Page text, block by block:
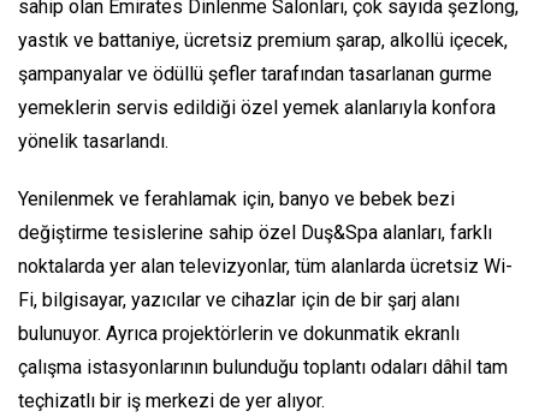
sahip olan Emirates Dinlenme Salonları, çok sayıda şezlong,
yastık ve battaniye, ücretsiz premium şarap, alkollü içecek,
şampanyalar ve ödüllü şefler tarafından tasarlanan gurme
yemeklerin servis edildiği özel yemek alanlarıyla konfora
yönelik tasarlandı.
Yenilenmek ve ferahlamak için, banyo ve bebek bezi
değiştirme tesislerine sahip özel Duş&Spa alanları, farklı
noktalarda yer alan televizyonlar, tüm alanlarda ücretsiz Wi-
Fi, bilgisayar, yazıcılar ve cihazlar için de bir şarj alanı
bulunuyor. Ayrıca projektörlerin ve dokunmatik ekranlı
çalışma istasyonlarının bulunduğu toplantı odaları dâhil tam
teçhizatlı bir iş merkezi de yer alıyor.